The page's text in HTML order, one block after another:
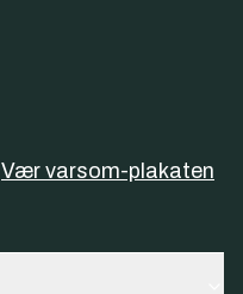
Vær varsom-plakaten